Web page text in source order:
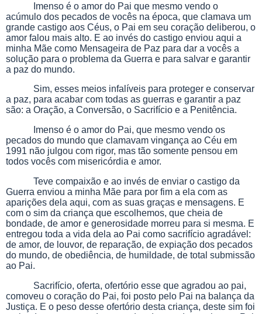
Imenso é o amor do Pai que mesmo vendo o
acúmulo dos pecados de vocês na época, que clamava um
grande castigo aos Céus, o Pai em seu coração deliberou, o
amor falou mais alto. E ao invés do castigo enviou aqui a
minha Mãe como Mensageira de Paz para dar a vocês a
solução para o problema da Guerra e para salvar e garantir
a paz do mundo.
Sim, esses meios infalíveis para proteger e conservar
a paz, para acabar com todas as guerras e garantir a paz
são: a Oração, a Conversão, o Sacrifício e a Penitência.
Imenso é o amor do Pai, que mesmo vendo os
pecados do mundo que clamavam vingança ao Céu em
1991 não julgou com rigor, mas tão somente pensou em
todos vocês com misericórdia e amor.
Teve compaixão e ao invés de enviar o castigo da
Guerra enviou a minha Mãe para por fim a ela com as
aparições dela aqui, com as suas graças e mensagens. E
com o sim da criança que escolhemos, que cheia de
bondade, de amor e generosidade morreu para si mesma. E
entregou toda a vida dela ao Pai como sacrifício agradável:
de amor, de louvor, de reparação, de expiação dos pecados
do mundo, de obediência, de humildade, de total submissão
ao Pai.
Sacrifício, oferta, ofertório esse que agradou ao pai,
comoveu o coração do Pai, foi posto pelo Pai na balança da
Justiça. E o peso desse ofertório desta criança, deste sim foi